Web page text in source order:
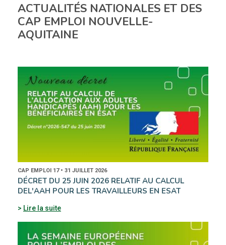
ACTUALITÉS NATIONALES ET DES
CAP EMPLOI NOUVELLE-
AQUITAINE
CAP EMPLOI 17 • 31 JUILLET 2026
DÉCRET DU 25 JUIN 2026 RELATIF AU CALCUL
DEL'AAH POUR LES TRAVAILLEURS EN ESAT
Lire la suite